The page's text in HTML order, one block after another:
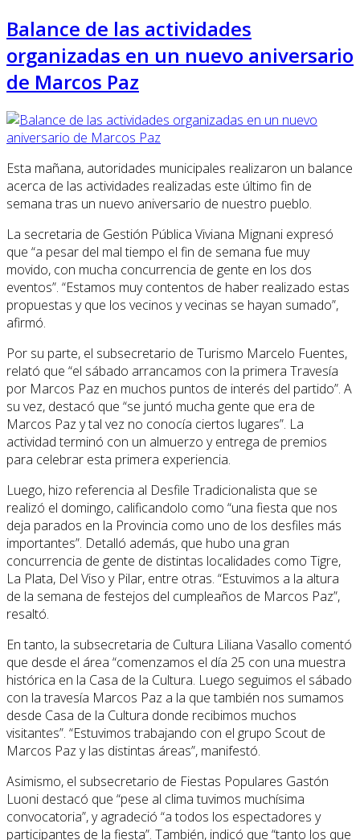
Balance de las actividades
organizadas en un nuevo aniversario
de Marcos Paz
Esta mañana, autoridades municipales realizaron un balance
acerca de las actividades realizadas este último fin de
semana tras un nuevo aniversario de nuestro pueblo.
La secretaria de Gestión Pública Viviana Mignani expresó
que “a pesar del mal tiempo el fin de semana fue muy
movido, con mucha concurrencia de gente en los dos
eventos”. “Estamos muy contentos de haber realizado estas
propuestas y que los vecinos y vecinas se hayan sumado”,
afirmó.
Por su parte, el subsecretario de Turismo Marcelo Fuentes,
relató que “el sábado arrancamos con la primera Travesía
por Marcos Paz en muchos puntos de interés del partido”. A
su vez, destacó que “se juntó mucha gente que era de
Marcos Paz y tal vez no conocía ciertos lugares”. La
actividad terminó con un almuerzo y entrega de premios
para celebrar esta primera experiencia.
Luego, hizo referencia al Desfile Tradicionalista que se
realizó el domingo, calificandolo como “una fiesta que nos
deja parados en la Provincia como uno de los desfiles más
importantes”. Detalló además, que hubo una gran
concurrencia de gente de distintas localidades como Tigre,
La Plata, Del Viso y Pilar, entre otras. “Estuvimos a la altura
de la semana de festejos del cumpleaños de Marcos Paz”,
resaltó.
En tanto, la subsecretaria de Cultura Liliana Vasallo comentó
que desde el área “comenzamos el día 25 con una muestra
histórica en la Casa de la Cultura. Luego seguimos el sábado
con la travesía Marcos Paz a la que también nos sumamos
desde Casa de la Cultura donde recibimos muchos
visitantes”. “Estuvimos trabajando con el grupo Scout de
Marcos Paz y las distintas áreas”, manifestó.
Asimismo, el subsecretario de Fiestas Populares Gastón
Luoni destacó que “pese al clima tuvimos muchísima
convocatoria”, y agradeció “a todos los espectadores y
participantes de la fiesta”. También, indicó que “tanto los que